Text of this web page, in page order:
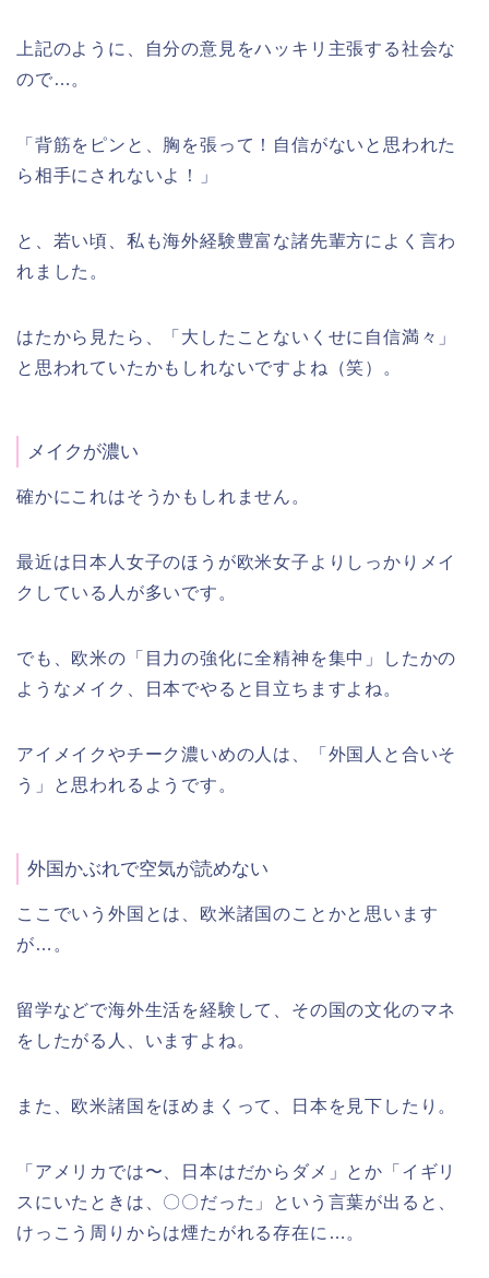
上記のように、自分の意見をハッキリ主張する社会な
ので…。
「背筋をピンと、胸を張って！自信がないと思われた
ら相手にされないよ！」
と、若い頃、私も海外経験豊富な諸先輩方によく言わ
れました。
はたから見たら、「大したことないくせに自信満々」
と思われていたかもしれないですよね（笑）。
メイクが濃い
確かにこれはそうかもしれません。
最近は日本人女子のほうが欧米女子よりしっかりメイ
クしている人が多いです。
でも、欧米の「目力の強化に全精神を集中」したかの
ようなメイク、日本でやると目立ちますよね。
アイメイクやチーク濃いめの人は、「外国人と合いそ
う」と思われるようです。
外国かぶれで空気が読めない
ここでいう外国とは、欧米諸国のことかと思います
が…。
留学などで海外生活を経験して、その国の文化のマネ
をしたがる人、いますよね。
また、欧米諸国をほめまくって、日本を見下したり。
「アメリカでは〜、日本はだからダメ」とか「イギリ
スにいたときは、〇〇だった」という言葉が出ると、
けっこう周りからは煙たがれる存在に…。